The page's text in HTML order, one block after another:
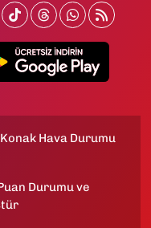
Konak Hava Durumu
Durumu ve